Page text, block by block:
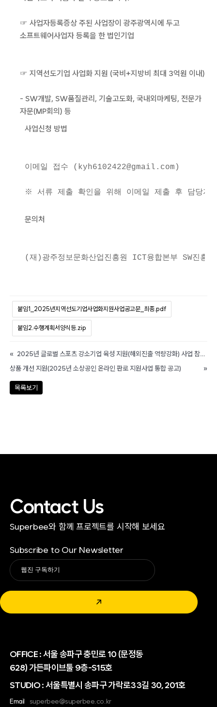
☞ 사업자등록증상 주된 사업장이 광주광역시에 두고
소프트웨어사업자 등록을 한 법인기업
☞ 지역선도기업 사업화 지원 (국비+지방비 최대 3억원 이내)
- SW개발, SW품질관리, 기술고도화, 국내외마케팅, 전문가
자문(MP회의) 등
사업신청 방법
이메일 접수 (kyh6102422@gmail.com)
※ 서류 제출 확인을 위해 이메일 제출 후 담당자
문의처
(재)광주정보문화산업진흥원 ICT융합본부 SW진
붙임1_2025년지역선도기업사업화지원사업공고문_최종.pdf
붙임2.수행계획서양식등.zip
«
2025년 글로벌 스포츠 강소기업 육성 지원(해외진출 역량강화) 사업 참여기업 모집 공고
상품 개선 지원(2025년 소상공인 온라인 판로 지원사업 통합 공고)
»
목록보기
Contact Us
Superbee와 함께 프로젝트를 시작해 보세요
Subscribe to Our Newsletter
↗
Alternative:
OFFICE :서울 송파구 충민로 10 (문정동
628) 가든파이브툴 9층-S15호
STUDIO : 서울특별시 송파구 가락로33길 30, 201호
Email superbee@superbee.co.kr